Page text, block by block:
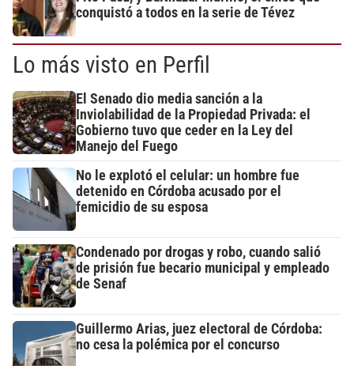
conquistó a todos en la serie de Tévez
Lo más visto en Perfil
El Senado dio media sanción a la
Inviolabilidad de la Propiedad Privada: el
Gobierno tuvo que ceder en la Ley del
Manejo del Fuego
No le explotó el celular: un hombre fue
detenido en Córdoba acusado por el
femicidio de su esposa
Condenado por drogas y robo, cuando salió
de prisión fue becario municipal y empleado
de Senaf
Guillermo Arias, juez electoral de Córdoba:
no cesa la polémica por el concurso